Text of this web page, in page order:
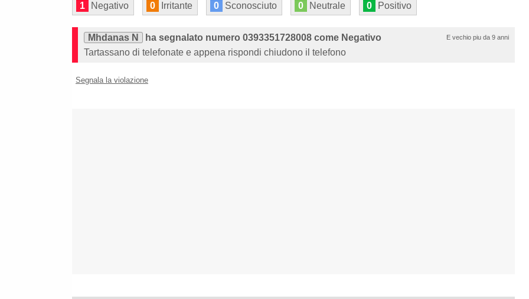
1 Negativo 0 Irritante 0 Sconosciuto 0 Neutrale 0 Positivo
E vechio piu da 9 anni
Mhdanas N
ha segnalato numero 0393351728008 come Negativo
Tartassano di telefonate e appena rispondi chiudono il telefono
Segnala la violazione